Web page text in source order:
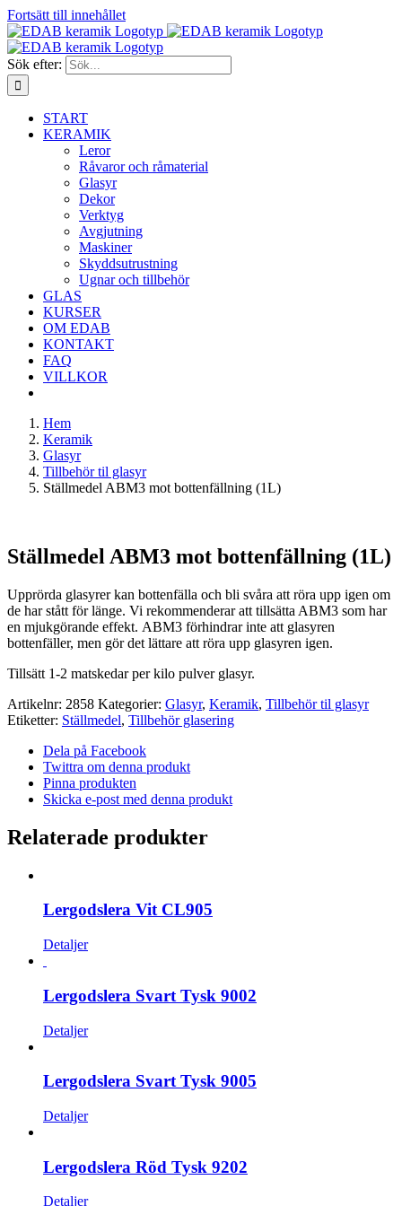
Fortsätt till innehållet
Sök efter:
START
KERAMIK
Leror
Råvaror och råmaterial
Glasyr
Dekor
Verktyg
Avgjutning
Maskiner
Skyddsutrustning
Ugnar och tillbehör
GLAS
KURSER
OM EDAB
KONTAKT
FAQ
VILLKOR
Hem
Keramik
Glasyr
Tillbehör til glasyr
Ställmedel ABM3 mot bottenfällning (1L)
Ställmedel ABM3 mot bottenfällning (1L)
Upprörda glasyrer kan bottenfälla och bli svåra att röra upp igen om
de har stått för länge. Vi rekommenderar att tillsätta ABM3 som har
en mjukgörande effekt. ABM3 förhindrar inte att glasyren
bottenfäller, men gör det lättare att röra upp glasyren igen.
Tillsätt 1-2 matskedar per kilo pulver glasyr.
Artikelnr: 2858 Kategorier: Glasyr, Keramik, Tillbehör til glasyr
Etiketter: Ställmedel, Tillbehör glasering
Dela på Facebook
Twittra om denna produkt
Pinna produkten
Skicka e-post med denna produkt
Relaterade produkter
Lergodslera Vit CL905
Detaljer
Lergodslera Svart Tysk 9002
Detaljer
Lergodslera Svart Tysk 9005
Detaljer
Lergodslera Röd Tysk 9202
Detaljer